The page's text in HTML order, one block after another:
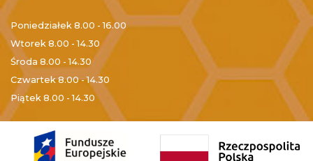
Poniedziałek 8.00 - 16.00
Wtorek 8.00 - 14.30
Środa 8.00 - 14.30
Czwartek8.00 - 14.30
Piątek 8.00 - 14.30